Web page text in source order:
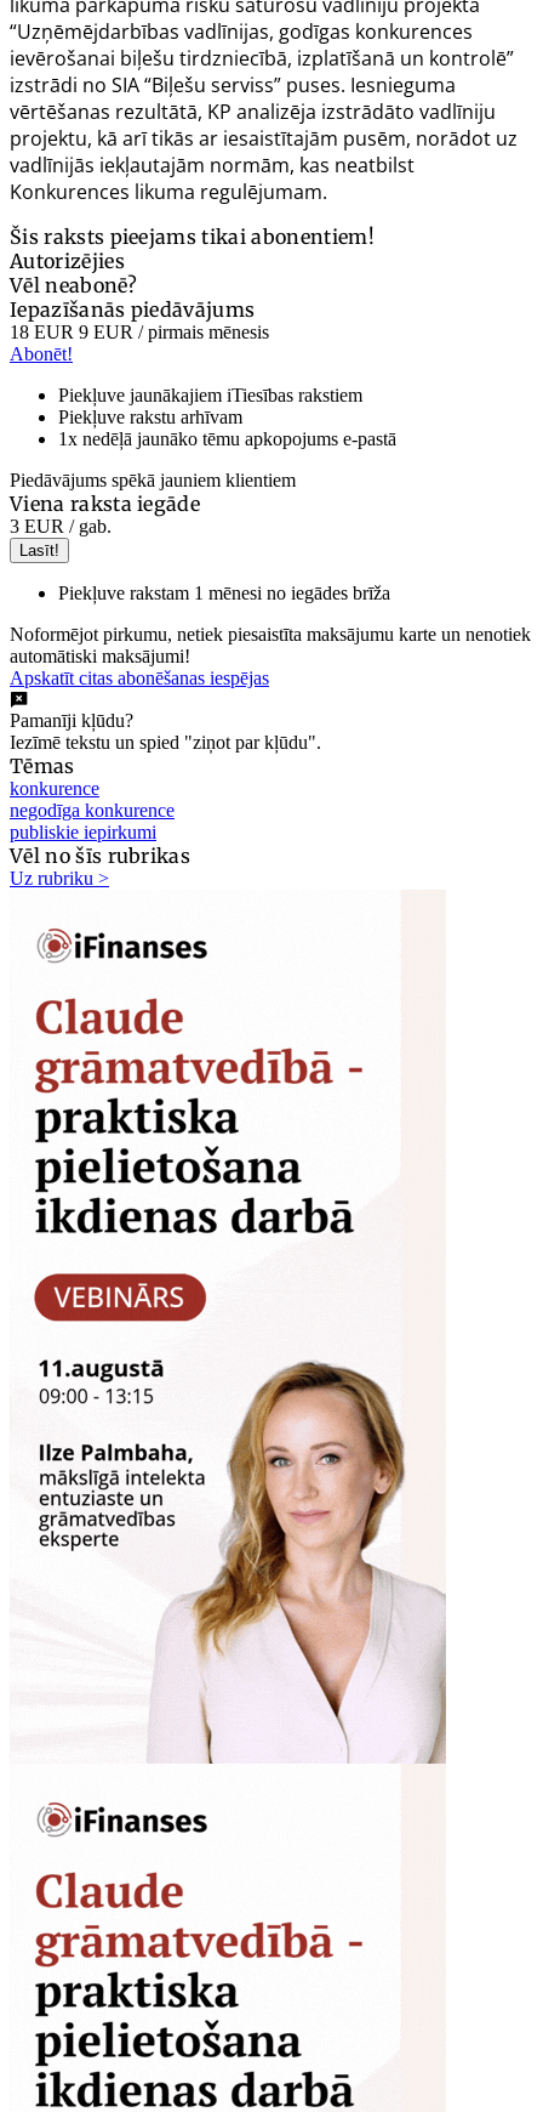
“Uzņēmējdarbības vadlīnijas, godīgas konkurences
ievērošanai biļešu tirdzniecībā, izplatīšanā un kontrolē”
izstrādi no SIA “Biļešu serviss” puses. Iesnieguma
vērtēšanas rezultātā, KP analizēja izstrādāto vadlīniju
projektu, kā arī tikās ar iesaistītajām pusēm, norādot uz
vadlīnijās iekļautajām normām, kas neatbilst
Konkurences likuma regulējumam.
Šis raksts pieejams tikai abonentiem!
Autorizējies
Vēl neabonē?
Iepazīšanās piedāvājums
18 EUR 9 EUR / pirmais mēnesis
Abonēt!
Piekļuve jaunākajiem iTiesības rakstiem
Piekļuve rakstu arhīvam
1x nedēļā jaunāko tēmu apkopojums e-pastā
Piedāvājums spēkā jauniem klientiem
Viena raksta iegāde
3 EUR / gab.
Lasīt!
Piekļuve rakstam 1 mēnesi no iegādes brīža
Noformējot pirkumu, netiek piesaistīta maksājumu karte un nenotiek
automātiski maksājumi!
Apskatīt citas abonēšanas iespējas
Pamanīji kļūdu?
Iezīmē tekstu un spied "ziņot par kļūdu".
Tēmas
konkurence
negodīga konkurence
publiskie iepirkumi
Vēl no šīs rubrikas
Uz rubriku >